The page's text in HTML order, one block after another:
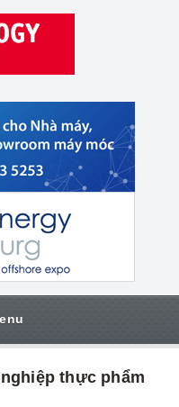
thực phẩm